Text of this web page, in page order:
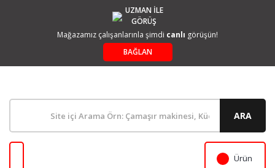
UZMAN İLE
GÖRÜŞ
Mağazamız çalışanlarınla şimdi canlı görüşün!
BAĞLAN
ARA
Ürün